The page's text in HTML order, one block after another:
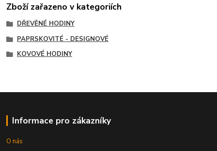
Zboží zařazeno v kategoriích
DŘEVĚNÉ HODINY
PAPRSKOVITÉ - DESIGNOVÉ
KOVOVÉ HODINY
Informace pro zákazníky
O nás